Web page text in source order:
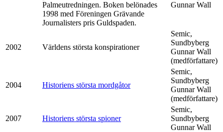
Palmeutredningen. Boken belönades
1998 med Föreningen Grävande
Journalisters pris Guldspaden.
Gunnar Wall
2002 Världens största konspirationer
Semic,
Sundbyberg
Gunnar Wall
(medförfattare)
2004 Historiens största mordgåtor
Semic,
Sundbyberg
Gunnar Wall
(medförfattare)
2007 Historiens största spioner
Semic,
Sundbyberg
Gunnar Wall